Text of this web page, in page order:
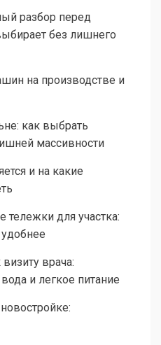
разбор перед
без лишнего
на производстве и
как выбрать
массивности
и на какие
тележки для участка:
врача:
и легкое питание